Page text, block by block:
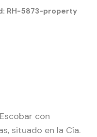
RH-5873-property
con
situado en la Cía.